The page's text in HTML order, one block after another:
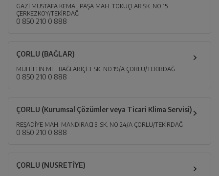
GAZİ MUSTAFA KEMAL PAŞA MAH. TOKUÇLAR SK. NO:15
ÇERKEZKÖY/TEKİRDAĞ
0 850 210 0 888
ÇORLU (BAĞLAR)
MUHİTTİN MH. BAĞLARİÇİ 3. SK. NO:19/A ÇORLU/TEKİRDAĞ
0 850 210 0 888
ÇORLU (Kurumsal Çözümler veya Ticari Klima Servisi)
REŞADİYE MAH. MANDIRACI 3. SK. NO:24/A ÇORLU/TEKİRDAĞ
0 850 210 0 888
ÇORLU (NUSRETİYE)